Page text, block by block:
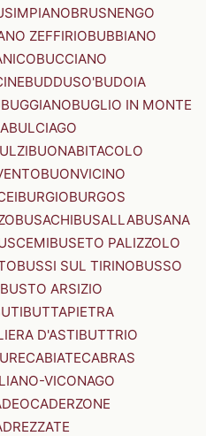
BRUSNENGO
ZEFFIRIOBUBBIANO
BUCCIANO
BUDDUSO'BUDOIA
BUGGIANOBUGLIO IN MONTE
BULCIAGO
BUONABITACOLO
BUONVICINO
BURGIOBURGOS
BUSACHIBUSALLABUSANA
BUSETO PALIZZOLO
BUSSI SUL TIRINOBUSSO
BUSTO ARSIZIO
BUTTAPIETRA
D'ASTIBUTTRIO
CABIATECABRAS
VICONAGO
CADERZONE